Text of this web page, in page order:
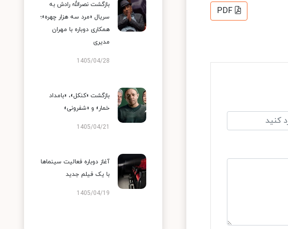
PDF
بازگشت نصرالله رادش به
سریال «مرد سه هزار چهره»؛
همکاری دوباره با مهران
مدیری
1405/04/28
بازگشت «کنکل»، «بامداد
خمار» و «شفرونی»
1405/04/21
آغاز دوباره فعالیت سینماها
با یک فیلم جدید
1405/04/19